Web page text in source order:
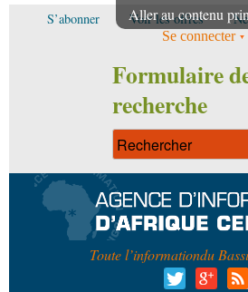
Aller au contenu
S’abonner Voir les offres
Se connecter
Formulaire
recherche
Toute l’informationdu